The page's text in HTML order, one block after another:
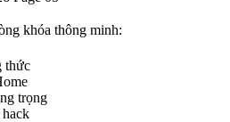
khóa thông minh:
thức
trọng